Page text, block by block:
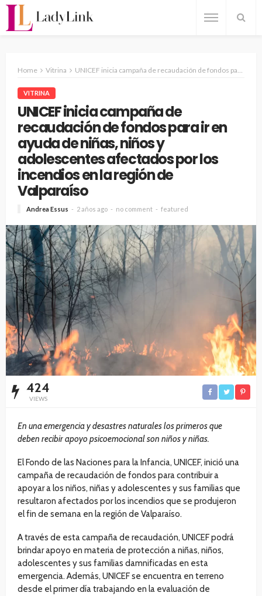
Home Vitrina UNICEF inicia campaña de recaudación de fondos para ir en ayuda de niñas, niños y adolescentes afectados por los incendios en la región de Valparaíso
VITRINA
UNICEF inicia campaña de
recaudación de fondos para ir en
ayuda de niñas, niños y
adolescentes afectados por los
incendios en la región de
Valparaíso
Andrea Essus 2 años ago no comment featured
424
VIEWS
En una emergencia y desastres naturales los primeros que
deben recibir apoyo psicoemocional son niños y niñas.
El Fondo de las Naciones para la Infancia, UNICEF, inició una
campaña de recaudación de fondos para contribuir a
apoyar a los niños, niñas y adolescentes y sus familias que
resultaron afectados por los incendios que se produjeron
el fin de semana en la región de Valparaíso.
A través de esta campaña de recaudación, UNICEF podrá
brindar apoyo en materia de protección a niñas, niños,
adolescentes y sus familias damnificadas en esta
emergencia. Además, UNICEF se encuentra en terreno
desde el primer día trabajando en la evaluación de